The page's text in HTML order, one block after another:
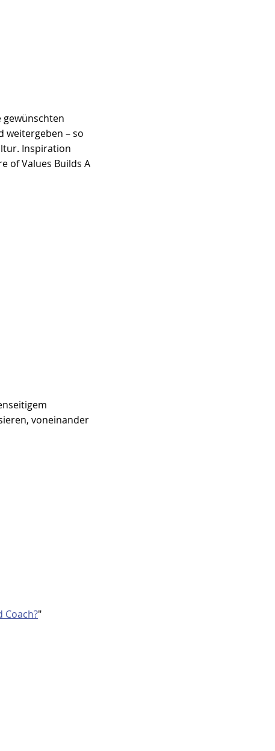
weitergeben – so
Inspiration
of Values Builds A
voneinander
Coach?"